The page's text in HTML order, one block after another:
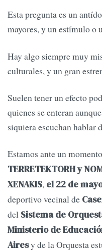
Esta pregunta es un
mayores, y un estímulo o
Hay algo siempre muy
culturales, y un gran
Suelen tener un efecto
quienes se enteran
siquiera escuchan hablar
Estamos ante un
TERRETEKTORH y
XENAKIS, el 22 de
deportivo vecinal de
del Sistema de
Ministerio de
Airesy de la Orquesta